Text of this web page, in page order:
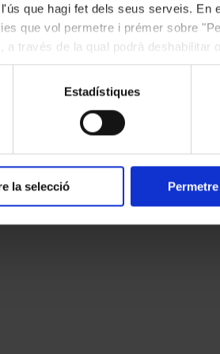
que hagi fet dels seus serveis. En
que vol permetre i prémer sobre
, a través de la qual podrà deshabilitar
Estadístiques
la selecció